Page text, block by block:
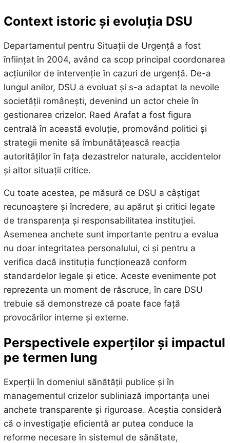
Context istoric și evoluția DSU
Departamentul pentru Situații de Urgență a fost
înființat în 2004, având ca scop principal coordonarea
acțiunilor de intervenție în cazuri de urgență. De-a
lungul anilor, DSU a evoluat și s-a adaptat la nevoile
societății românești, devenind un actor cheie în
gestionarea crizelor. Raed Arafat a fost figura
centrală în această evoluție, promovând politici și
strategii menite să îmbunătățească reacția
autorităților în fața dezastrelor naturale, accidentelor
și altor situații critice.
Cu toate acestea, pe măsură ce DSU a câștigat
recunoaștere și încredere, au apărut și critici legate
de transparența și responsabilitatea instituției.
Asemenea anchete sunt importante pentru a evalua
nu doar integritatea personalului, ci și pentru a
verifica dacă instituția funcționează conform
standardelor legale și etice. Aceste evenimente pot
reprezenta un moment de răscruce, în care DSU
trebuie să demonstreze că poate face față
provocărilor interne și externe.
Perspectivele experților și impactul
pe termen lung
Experții în domeniul sănătății publice și în
managementul crizelor subliniază importanța unei
anchete transparente și riguroase. Aceștia consideră
că o investigație eficientă ar putea conduce la
reforme necesare în sistemul de sănătate,